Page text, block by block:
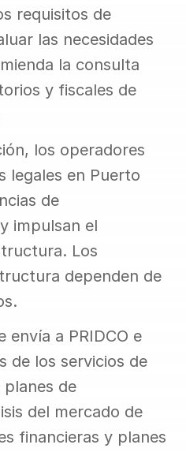
requisitos de
las necesidades
la consulta
y fiscales de
los operadores
legales en Puerto
de
impulsan el
Los
dependen de
envía a PRIDCO e
de los servicios de
de
del mercado de
financieras y planes